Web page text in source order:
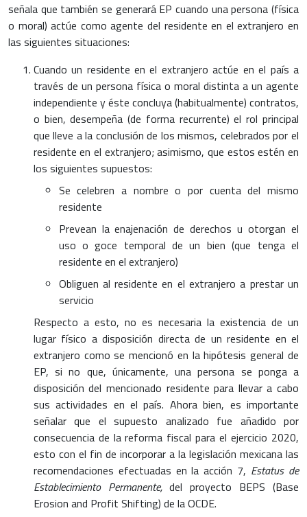
señala que también se generará EP cuando una persona (física
o moral) actúe como agente del residente en el extranjero en
las siguientes situaciones:
Cuando un residente en el extranjero actúe en el país a
través de un persona física o moral distinta a un agente
independiente y éste concluya (habitualmente) contratos,
o bien, desempeña (de forma recurrente) el rol principal
que lleve a la conclusión de los mismos, celebrados por el
residente en el extranjero; asimismo, que estos estén en
los siguientes supuestos:
Se celebren a nombre o por cuenta del mismo
residente
Prevean la enajenación de derechos u otorgan el
uso o goce temporal de un bien (que tenga el
residente en el extranjero)
Obliguen al residente en el extranjero a prestar un
servicio
Respecto a esto, no es necesaria la existencia de un
lugar físico a disposición directa de un residente en el
extranjero como se mencionó en la hipótesis general de
EP, si no que, únicamente, una persona se ponga a
disposición del mencionado residente para llevar a cabo
sus actividades en el país. Ahora bien, es importante
señalar que el supuesto analizado fue añadido por
consecuencia de la reforma fiscal para el ejercicio 2020,
esto con el fin de incorporar a la legislación mexicana las
recomendaciones efectuadas en la acción 7, Estatus de
Establecimiento Permanente,del proyecto BEPS (Base
Erosion and Profit Shifting) de la OCDE.